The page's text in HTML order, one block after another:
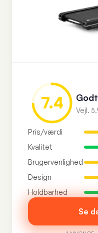
7.4 Godt
Vejl.
Pris/værdi
Kvalitet
Brugervenlighed
Design
Holdbarhed
Se